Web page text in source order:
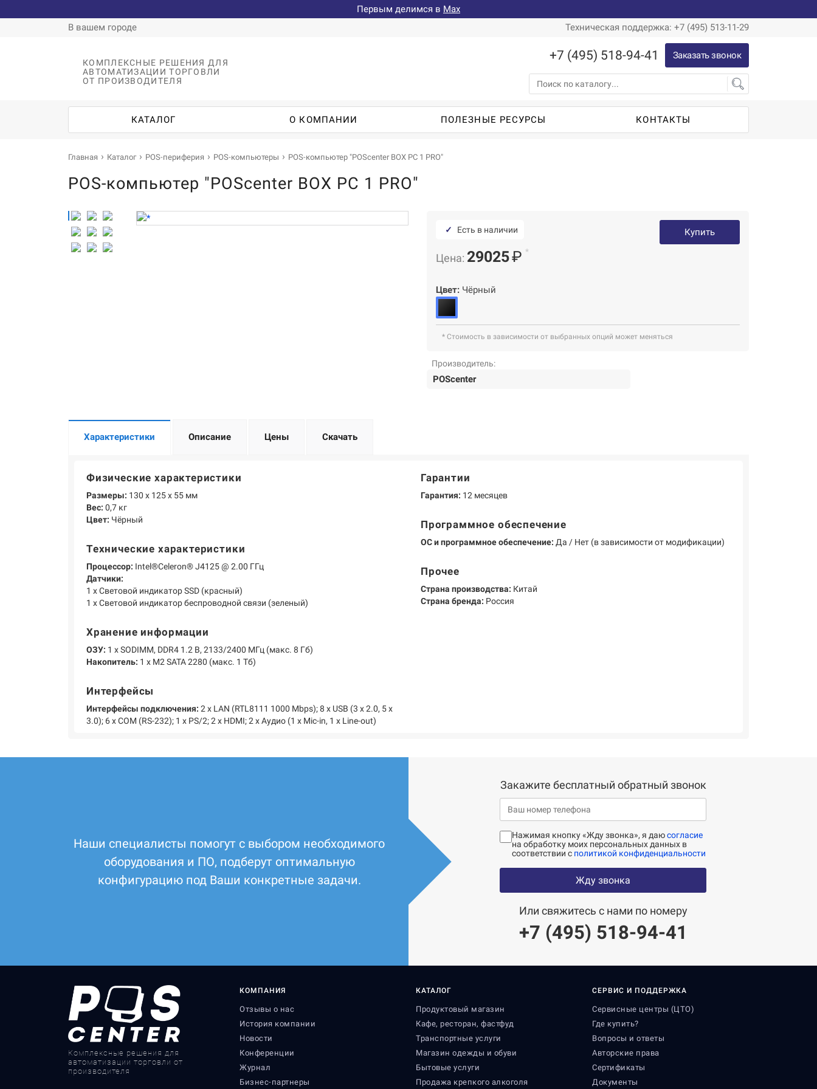
Первым делимся в Max
В вашем городе
Техническая поддержка: +7 (495) 513-11-29
КОМПЛЕКСНЫЕ РЕШЕНИЯ ДЛЯ
АВТОМАТИЗАЦИИ ТОРГОВЛИ
ОТ ПРОИЗВОДИТЕЛЯ
+7 (495) 518-94-41 Заказать звонок
КАТАЛОГ О КОМПАНИИ ПОЛЕЗНЫЕ РЕСУРСЫ КОНТАКТЫ
Главная Каталог POS-периферия POS-компьютеры POS-компьютер "POScenter BOX PC 1 PRO"
POS-компьютер "POScenter BOX PC 1 PRO"
Купить
✓ Есть в наличии
Цена: 29025₽ *
Цвет: Чёрный
* Стоимость в зависимости от выбранных опций может меняться
Производитель:
POScenter
Характеристики Описание Цены Скачать
Физические характеристики
Размеры: 130 х 125 х 55 мм
Вес: 0,7 кг
Цвет: Чёрный
Технические характеристики
Процессор: Intel®Celeron® J4125 @ 2.00 ГГц
Датчики:
1 х Световой индикатор SSD (красный)
1 х Световой индикатор беспроводной связи (зеленый)
Хранение информации
ОЗУ: 1 х SODIMM, DDR4 1.2 В, 2133/2400 МГц (макс. 8 Гб)
Накопитель: 1 х M2 SATA 2280 (макс. 1 Тб)
Интерфейсы
Интерфейсы подключения: 2 х LAN (RTL8111 1000 Mbps); 8 х USB (3 х 2.0, 5 х
3.0); 6 х COM (RS-232); 1 х PS/2; 2 х HDMI; 2 х Аудио (1 х Mic-in, 1 х Line-out)
Гарантии
Гарантия: 12 месяцев
Программное обеспечение
ОС и программное обеспечение: Да / Нет (в зависимости от модификации)
Прочее
Страна производства: Китай
Страна бренда: Россия
Наши специалисты помогут с выбором необходимого
оборудования и ПО, подберут оптимальную
конфигурацию под Ваши конкретные задачи.
Закажите бесплатный обратный звонок
Нажимая кнопку «Жду звонка», я даюсогласие
на обработку моих персональных данных в
соответствии с политикой конфиденциальности
Жду звонка
Или свяжитесь с нами по номеру
+7 (495) 518-94-41
Комплексные решения для
автоматизации торговли от
производителя
КОМПАНИЯ
Отзывы о нас
История компании
Новости
Конференции
Журнал
Бизнес-партнеры
КАТАЛОГ
Продуктовый магазин
Кафе, ресторан, фастфуд
Транспортные услуги
Магазин одежды и обуви
Бытовые услуги
Продажа крепкого алкоголя
СЕРВИС И ПОДДЕРЖКА
Сервисные центры (ЦТО)
Где купить?
Вопросы и ответы
Авторские права
Сертификаты
Документы